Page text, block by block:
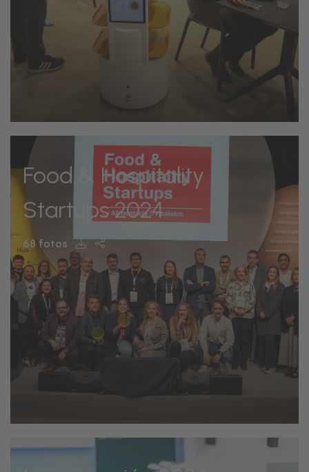
Food & Hospitality
Startups 2024
68 fotos